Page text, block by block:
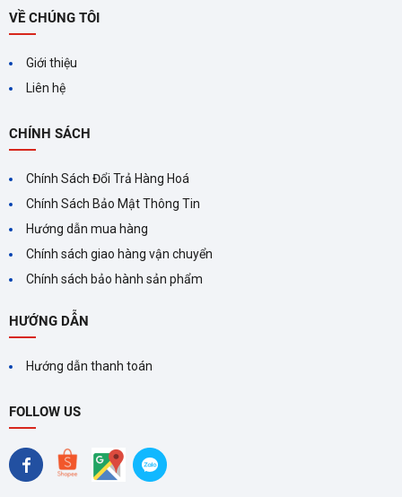
CÔNG NGHỆ NANOE‑G
TRÊN MÁY LẠNH
PANASONIC ĐEM LẠI LỢI
ÍCH GÌ?
Công nghệ Nanoe‑G trên máy
không khí trong lành, diệt
MÁY LẠNH INVERTER LÀ
CỦA MÁY LẠNH INVERTER
Máy lạnh Inverter mang đến
nhiều lợi ích vượt trội như tiết
kiệm điện năng, ổn định nhiệt
máy lạnh Inverter phù hợp
giúp tối ưu hóa hiệu suất
VỀ CHÚNG TÔI
Giới thiệu
Liên hệ
CHÍNH SÁCH
Chính Sách Đổi Trả Hàng Hoá
Chính Sách Bảo Mật Thông Tin
Hướng dẫn mua hàng
Chính sách giao hàng vận chuyển
Chính sách bảo hành sản phẩm
HƯỚNG DẪN
Hướng dẫn thanh toán
FOLLOW US